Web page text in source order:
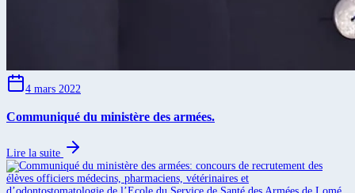
4 mars 2022
Communiqué du ministère des armées.
Lire la suite